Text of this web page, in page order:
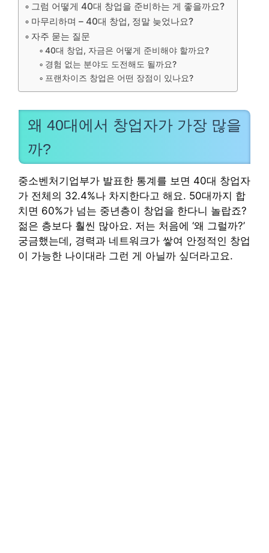
그럼 어떻게 40대 창업을 준비하는 게 좋을까요?
마무리하며 – 40대 창업, 정말 늦었나요?
자주 묻는 질문
40대 창업, 자금은 어떻게 준비해야 할까요?
경험 없는 분야도 도전해도 될까요?
프랜차이즈 창업은 어떤 장점이 있나요?
왜 40대에서 창업자가 가장 많을
까?
중소벤처기업부가 발표한 통계를 보면 40대 창업자
가 전체의 32.4%나 차지한다고 해요. 50대까지 합
치면 60%가 넘는 중년층이 창업을 한다니 놀랍죠?
젊은 층보다 훨씬 많아요. 저는 처음에 ‘왜 그럴까?’
궁금했는데, 경력과 네트워크가 쌓여 안정적인 창업
이 가능한 나이대라 그런 게 아닐까 싶더라고요.